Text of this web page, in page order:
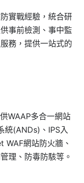
實戰經驗，統合研
事前檢測、事中監
務，提供一站式的
WAAP多合一網站
統(ANDs)、IPS入
WAF網站防火牆、
理、防毒防駭等。